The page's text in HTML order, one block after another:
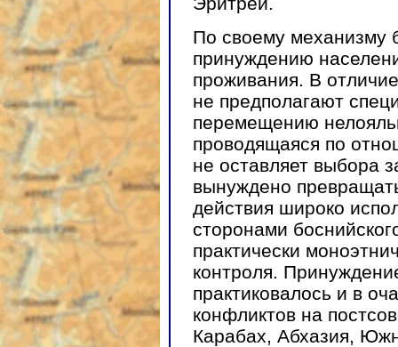
По своему механизму
принуждению
проживания. В
не предполагают
перемещению
проводящаяся по
не оставляет выбора
вынуждено
действия широко
сторонами
практически
контроля.
практиковалось и в
конфликтов на
Карабах, Абхазия,